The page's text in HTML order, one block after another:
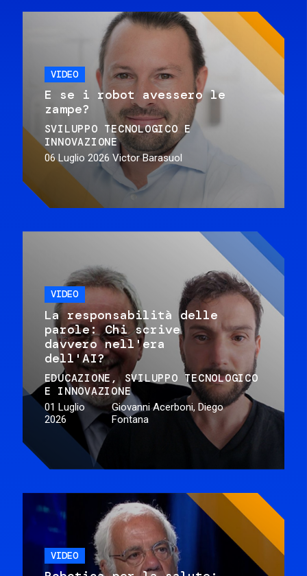
VIDEO
E se i robot avessero le
zampe?
SVILUPPO TECNOLOGICO E
INNOVAZIONE
06 Luglio 2026 Victor Barasuol
VIDEO
La responsabilità delle
parole: Chi scrive
davvero nell'era
dell'AI?
EDUCAZIONE
SVILUPPO TECNOLOGICO
E INNOVAZIONE
01 Luglio
2026
Giovanni Acerboni, Diego
Fontana
VIDEO